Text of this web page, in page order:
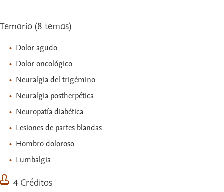
Temario (8 temas)
Dolor agudo
Dolor oncológico
Neuralgia del trigémino
Neuralgia postherpética
Neuropatía diabética
Lesiones de partes blandas
Hombro doloroso
Lumbalgia
4 Créditos